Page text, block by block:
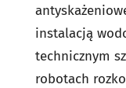
instalacją
technicznym
robotach